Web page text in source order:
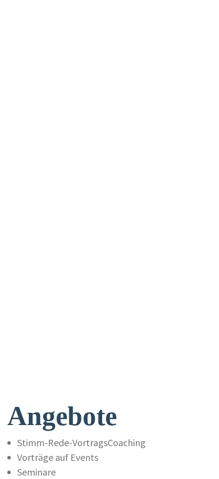
Angebote
Stimm-Rede-VortragsCoaching
Vorträge auf Events
Seminare